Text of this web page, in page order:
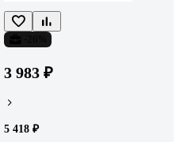
3 983 ₽
5 418 ₽